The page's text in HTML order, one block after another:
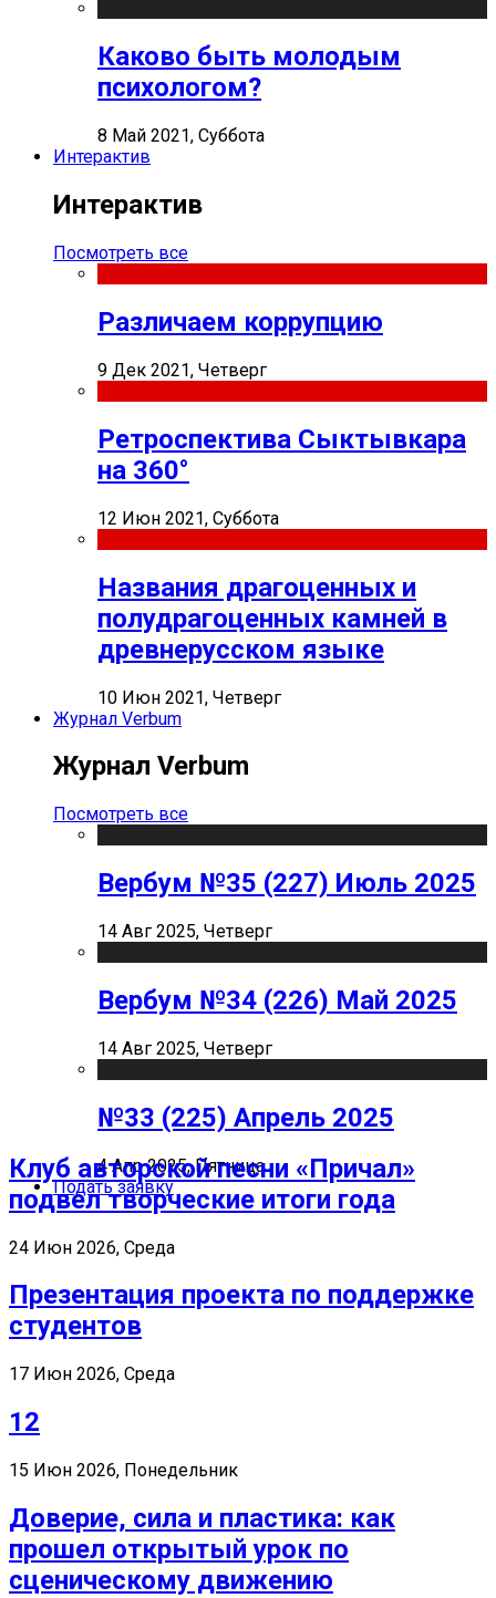
Каково быть молодым
психологом?
8 Май 2021, Суббота
Интерактив
Интерактив
Посмотреть все
Различаем коррупцию
9 Дек 2021, Четверг
Ретроспектива Сыктывкара
на 360°
12 Июн 2021, Суббота
Названия драгоценных и
полудрагоценных камней в
древнерусском языке
10 Июн 2021, Четверг
Журнал Verbum
Журнал Verbum
Посмотреть все
Вербум №35 (227) Июль 2025
14 Авг 2025, Четверг
Вербум №34 (226) Май 2025
14 Авг 2025, Четверг
№33 (225) Апрель 2025
4 Апр 2025, Пятница
Подать заявку
Клуб авторской песни «Причал»
подвел творческие итоги года
24 Июн 2026, Среда
Презентация проекта по поддержке
студентов
17 Июн 2026, Среда
12
15 Июн 2026, Понедельник
Доверие, сила и пластика: как
прошел открытый урок по
сценическому движению